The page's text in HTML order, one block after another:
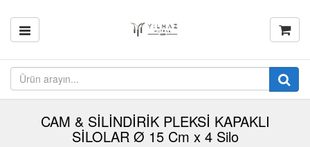
CAM & SİLİNDİRİK PLEKSİ KAPAKLI
SİLOLAR Ø 15 Cm x 4 Silo